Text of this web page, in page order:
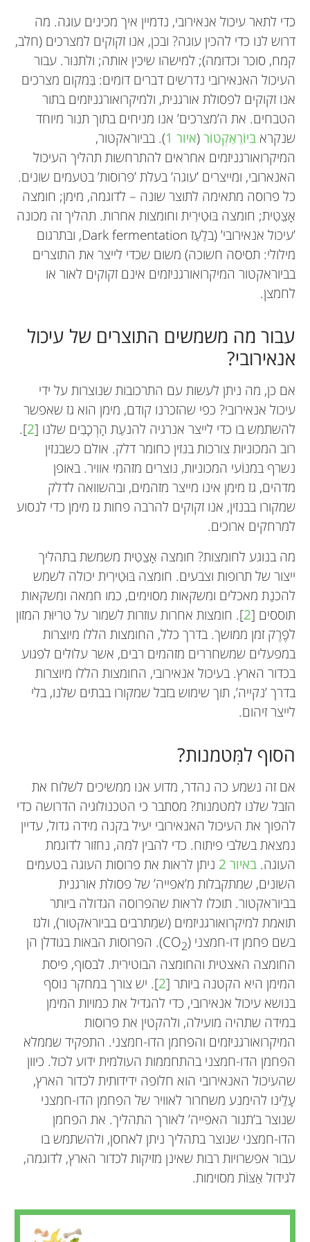
José de Jesús Montoya-
Rosales
Elías Razo-Flores
כדי לתאר עיכול אנאירובי, נדמיין איך מכינים עוגה. מה
דרוש לנו כדי להכין עוגה? ובכן, אנו זקוקים למצרכים (חלב,
קמח, סוכר וכדומה); למישהו שיכין אותה; ולתנור. עבור
העיכול האנאירובי נדרשים דברים דומים: בִּמקום מצרכים
אנו זקוקים לפסולת אורגנית, ולמיקרואורגניזמים בתור
הטבחים. את ה’מצרכים’ אנו מניחים בתוך תנור מיוחד
שנקרא בִּיוֹרֵאַקְטוֹר(איור 1 ). בביוראקטור,
המיקרואורגניזמים אחראים להתרחשות תהליך העיכול
האנארובי, ומייצרים ’עוגה’ בעלת ’פרוסות’ בטעמים שונים.
כל פרוסה מתאימה לתוצר שונה – לדוגמה, מימן; חומצה
אָצֵטִית; חומצה בּוּטִירִית וחומצות אחרות. תהליך זה מכונה
’עיכול אנאירובי’ (בלַעַז Dark fermentation, ובתרגום
מילולי: תסיסה חשוכה) משום שכדי לייצר את התוצרים
בביוראקטור המיקרואורגניזמים אינם זקוקים לאור או
לחמצן.
עבור מה משמשים התוצרים של עיכול
אנאירובי?
אם כן, מה ניתן לעשות עם התרכובות שנוצרות על ידי
עיכול אנאירובי? כפי שהזכרנו קודם, מימן הוא גז שאפשר
להשתמש בו כדי לייצר אנרגיה להנעַת הָרְכָבִים שלנו [2
].
רוב המכוניות צורכות בנזין כחומר דלק. אולם כשבנזין
נשרף במנוֹעי המכוניות, נוצרים מזהמי אוויר. באופן
מדהים, גז מימן אינו מייצר מזהמים, ובהשוואה לדלק
שמקורו בבנזין, אנו זקוקים להרבה פחות גז מימן כדי לנסוע
למרחקים ארוכים.
מה בנוגע לחומצות? חומצה אָצֵטִית משמשת בתהליך
ייצור של תרופות וצבעים. חומצה בּוּטִירִית יכולה לשמש
להכנַת מאכלים ומשקאות מסוימים, כמו חמאה ומשקאות
תוססים [2]. חומצות אחרות עוזרות לשמור על טריוּת המזון
לפֶרֶק זמן ממושך. בדרך כלל, החומצות הללו מיוצרות
במפעלים שמשחררים מזהמים רבים, אשר עלולים לפגוע
בכדור הארץ. בעיכול אנאירובי, החומצות הללו מיוצרות
בדרך ’נקייה’, תוך שימוש בזבל שמקורו בבתים שלנו, בלי
לייצר זיהום.
הסוף למִּטמנות?
אם זה נשמע כה נהדר, מדוע אנו ממשיכים לשלוח את
הזבל שלנו למטמנות? מסתבר כי הטכנולוגיה הדרושה כדי
להפוך את העיכול האנאירובי יעיל בקנה מידה גדול, עדיין
נמצאת בשלבי פיתוח. כדי להבין למה, נחזור לדוגמת
העוגה. באיור 2
ניתן לראות את פרוסות העוגה בטעמים
השונים, שמתקבלות מ’אפייה’ של פסולת אורגנית
בביוראקטור. תוכלו לראות שהפרוסה הגדולה ביותר
תואמת למיקרואורגניזמים (שמִתרבים בביוראקטור), ולגז
בשם פחמן דו-חמצני (CO2
). הפרוסות הבאות בגודלן הן
החומצה האצטית והחומצה הבוטירית. לבסוף, פיסת
המימן היא הקטנה ביותר [2]. יש צורך במחקר נוסף
בנושא עיכול אנאירובי, כדי להגדיל את כמויות המימן
במידה שתהיה מועילה, ולהקטין את פרוסות
המיקרואורגניזמים והפחמן הדו-חמצני. התפקיד שממלא
הפחמן הדו-חמצני בהתחממות העולמית ידוע לכול. כיוון
שהעיכול האנאירובי הוא חלופה ידידותית לכדור הארץ,
עָלֵינו להימנע משחרור לאוויר של הפחמן הדו-חמצני
שנוצר ב’תנור האפייה’ לאורך התהליך. את הפחמן
הדו-חמצני שנוצר בתהליך ניתן לאחסן, ולהשתמש בו
עבור אפשרויות רבות שאינן מזיקות לכדור הארץ, לדוגמה,
לגידול אַצּוֹת מסוימות.